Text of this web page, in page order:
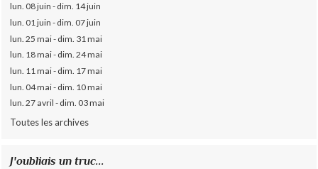
lun. 08 juin - dim. 14 juin
lun. 01 juin - dim. 07 juin
lun. 25 mai - dim. 31 mai
lun. 18 mai - dim. 24 mai
lun. 11 mai - dim. 17 mai
lun. 04 mai - dim. 10 mai
lun. 27 avril - dim. 03 mai
Toutes les archives
J'oubliais un truc...